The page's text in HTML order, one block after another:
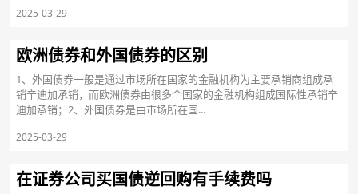
2025-03-29
欧洲债券和外国债券的区别
1、外国债券一般是通过市场所在国家的金融机构为主要承销商组成承
销辛迪加承销，而欧洲债券由很多个国家的金融机构组成国际性承销辛
迪加承销；2、外国债券是由市场所在国...
2025-03-29
在证券公司买国债逆回购有手续费吗